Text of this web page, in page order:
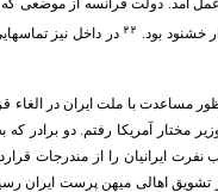
خشنود بود. ۲۲ در داخل نیز
مساعدت با ملت ایران در الغاء
مختار آمریکا رفتم. دو برادر
ایرانیان را از مندرجات
اهالی میهن پرست ایران